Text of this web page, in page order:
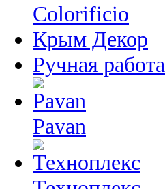
Colorificio
Крым Декор
Ручная работа
Pavan